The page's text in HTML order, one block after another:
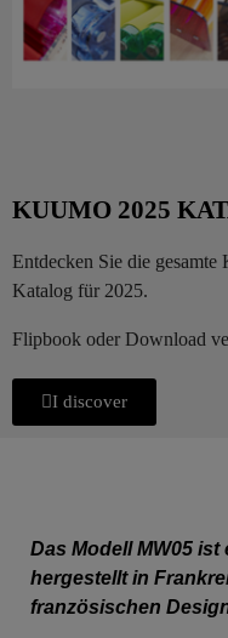
KUUMO 2025
Entdecken Sie die
Katalog für 2025.
Flipbook oder Download
I discover
Das Modell MW05
hergestellt in
französischen